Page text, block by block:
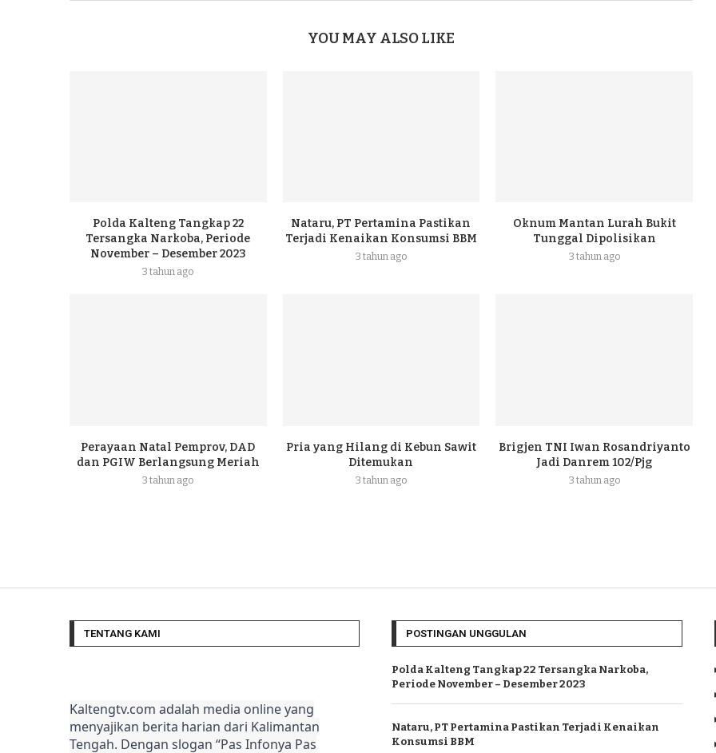
YOU MAY ALSO LIKE
Polda Kalteng Tangkap 22
Tersangka Narkoba, Periode
November – Desember 2023
3 tahun ago
Nataru, PT Pertamina Pastikan
Terjadi Kenaikan Konsumsi BBM
3 tahun ago
Oknum Mantan Lurah Bukit
Tunggal Dipolisikan
3 tahun ago
Perayaan Natal Pemprov, DAD
dan PGIW Berlangsung Meriah
3 tahun ago
Pria yang Hilang di Kebun Sawit
Ditemukan
3 tahun ago
Brigjen TNI Iwan Rosandriyanto
Jadi Danrem 102/Pjg
3 tahun ago
TENTANG KAMI
Kaltengtv.com adalah media online yang
menyajikan berita harian dari Kalimantan
Tengah. Dengan slogan “Pas Infonya Pas
POSTINGAN UNGGULAN
Polda Kalteng Tangkap 22 Tersangka Narkoba,
Periode November – Desember 2023
Nataru, PT Pertamina Pastikan Terjadi Kenaikan
Konsumsi BBM